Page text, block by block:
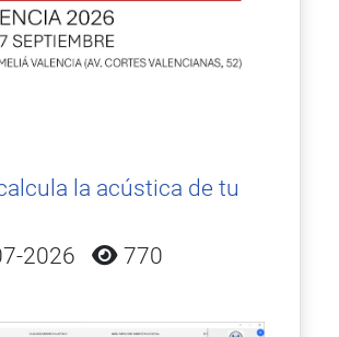
la acústica de tu
2026 770